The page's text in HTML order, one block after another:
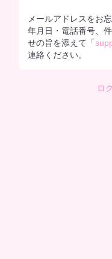
メールアドレスをお
年月日・電話番号、
せの旨を添えて「
連絡ください。
ロ